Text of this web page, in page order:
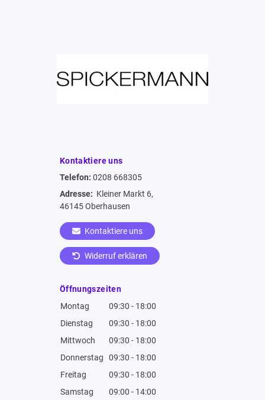
Kontaktiere uns
Telefon: 0208 668305
Adresse: Kleiner Markt 6,
46145 Oberhausen
Kontaktiere uns
Widerruf erklären
Öffnungszeiten
Montag
09:30 - 18:00
Dienstag
09:30 - 18:00
Mittwoch
09:30 - 18:00
Donnerstag
09:30 - 18:00
Freitag
09:30 - 18:00
Samstag
09:00 - 14:00